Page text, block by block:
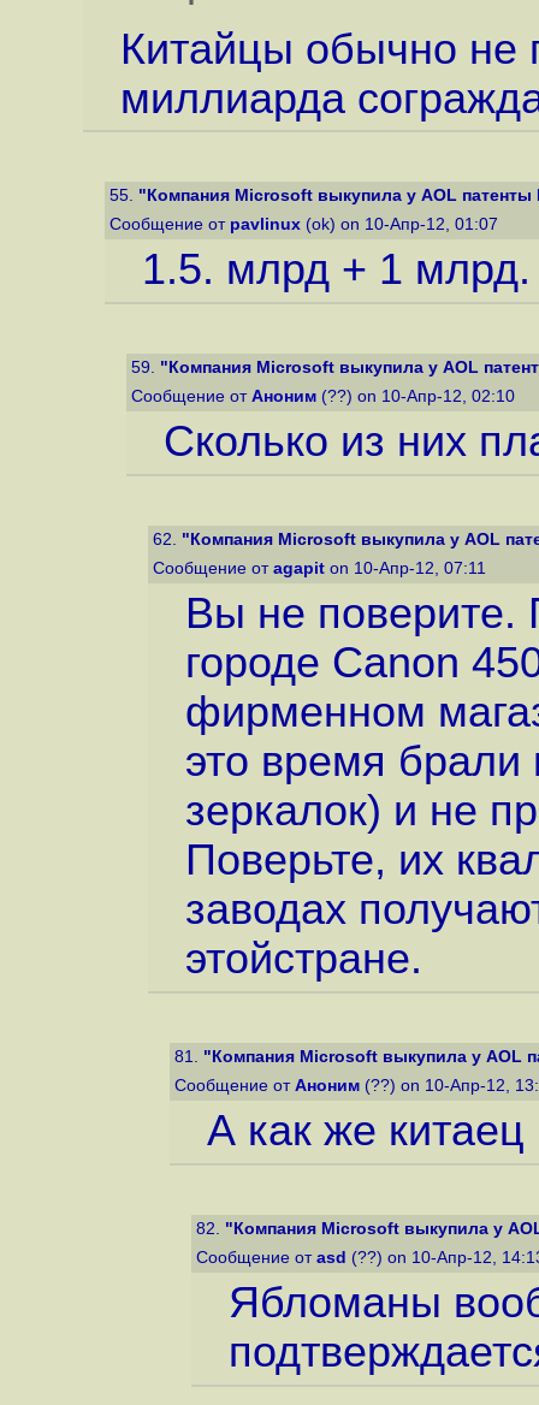
Китайцы обычно не
миллиарда
55. "Компания Microsoft выкупила у AOL патенты
Сообщение от pavlinux (ok) on 10-Апр-12, 01:07
1.5. млрд + 1 млрд.
59. "Компания Microsoft выкупила у AOL
Сообщение от Аноним (??) on 10-Апр-12, 02:10
Сколько из них
62. "Компания Microsoft выкупила у AOL
Сообщение от agapit on 10-Апр-12, 07:11
Вы не поверите.
городе Canon
фирменном
это время брали
зеркалок) и не
Поверьте, их
заводах
этойстране.
81. "Компания Microsoft выкупила у AOL
Сообщение от Аноним (??) on 10-Апр-12,
А как же
82. "Компания Microsoft выкупила у
Сообщение от asd (??) on 10-Апр-12,
Ябломаны